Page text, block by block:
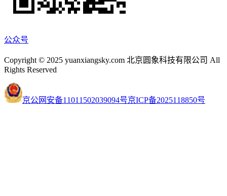
公众号
Copyright © 2025 yuanxiangsky.com 北京圆象科技有限公司 All
Rights Reserved
京公网安备11011502039094号京ICP备2025118850号